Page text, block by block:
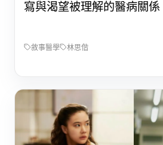
寫與渴望被理解的醫病關係
敘事醫學 林思偕